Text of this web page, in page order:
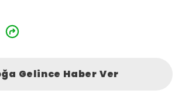
Gelince Haber Ver